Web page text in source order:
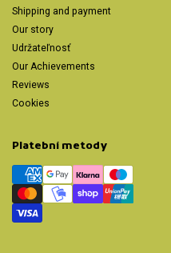
Shipping and payment
Our story
Udržateľnosť
Our Achievements
Reviews
Cookies
Platební metody